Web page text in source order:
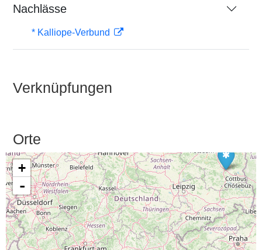
Nachlässe
* Kalliope-Verbund
Verknüpfungen
Orte
+
-